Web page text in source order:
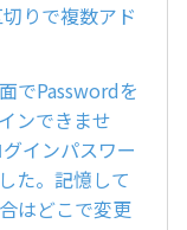
りで複数アド
でPasswordを
ンできませ
インパスワー
た。記憶して
はどこで変更